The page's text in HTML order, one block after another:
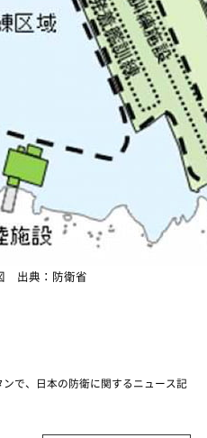
出典：防衛省
で、日本の防衛に関するニュース記